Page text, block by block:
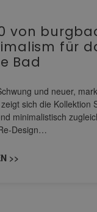
von
für
Bad
und neuer,
sich die Kollektion
minimalistisch
Design…
>>